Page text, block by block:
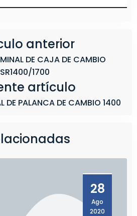
1
1
anterior
DE CAJA DE CAMBIO
SR1400/1700
artículo
DE PALANCA DE CAMBIO 1400
28
Ago
2020